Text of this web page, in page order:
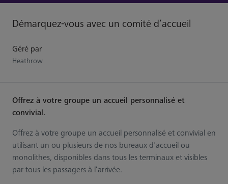
Démarquez-vous avec un comité d’accueil
Géré par
Heathrow
Offrez à votre groupe un accueil personnalisé et
convivial.
Offrez à votre groupe un accueil personnalisé et convivial en
utilisant un ou plusieurs de nos bureaux d'accueil ou
monolithes, disponibles dans tous les terminaux et visibles
par tous les passagers à l’arrivée.